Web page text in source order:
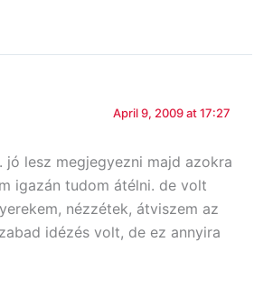
April 9, 2009 at 17:27
jó lesz megjegyezni majd azokra
igazán tudom átélni. de volt
nézzétek, átviszem az
idézés volt, de ez annyira